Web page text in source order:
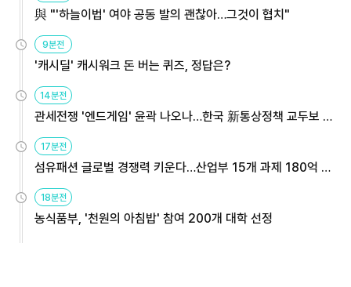
與 "'하늘이법' 여야 공동 발의 괜찮아…그것이 협치"
9분전
'캐시딜' 캐시워크 돈 버는 퀴즈, 정답은?
14분전
관세전쟁 '엔드게임' 윤곽 나오나…한국 新통상정책 교두보 활
용해야
17분전
섬유패션 글로벌 경쟁력 키운다…산업부 15개 과제 180억 지
원
18분전
농식품부, '천원의 아침밥' 참여 200개 대학 선정